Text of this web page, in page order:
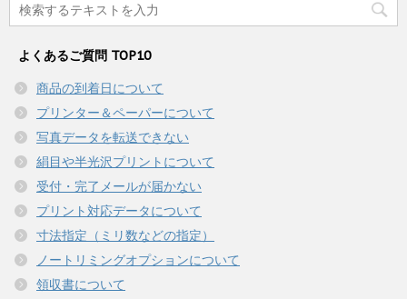
よくあるご質問 TOP10
商品の到着日について
プリンター＆ペーパーについて
写真データを転送できない
絹目や半光沢プリントについて
受付・完了メールが届かない
プリント対応データについて
寸法指定（ミリ数などの指定）
ノートリミングオプションについて
領収書について